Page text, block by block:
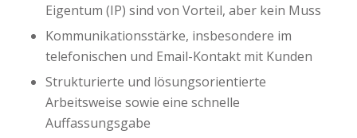
Eigentum (IP) sind von Vorteil, aber kein Muss
Kommunikationsstärke, insbesondere im
telefonischen und Email-Kontakt mit Kunden
Strukturierte und lösungsorientierte
Arbeitsweise sowie eine schnelle
Auffassungsgabe